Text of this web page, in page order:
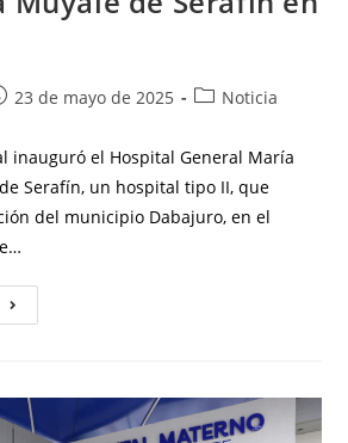
23 de mayo de 2025 Noticia
inauguró el Hospital General María
Serafín, un hospital tipo II, que
del municipio Dabajuro, en el